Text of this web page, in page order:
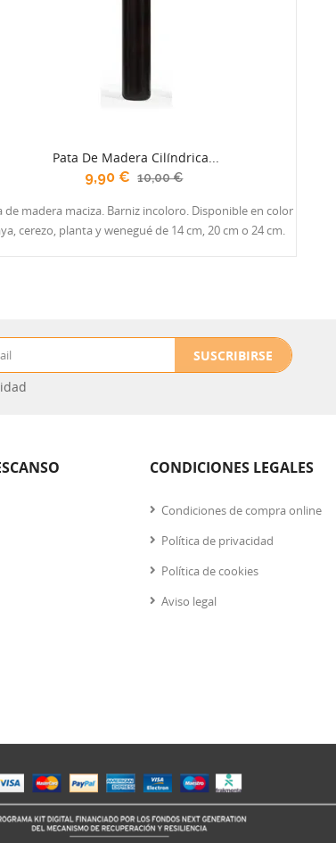
Pata De Madera Cilíndrica...
9,90 € 10,00 €
de madera maciza. Barniz incoloro. Disponible en color
cerezo, planta y wenegué de 14 cm, 20 cm o 24 cm.
SUSCRIBIRSE
CONDICIONES LEGALES
Condiciones de compra online
Política de privacidad
Política de cookies
Aviso legal